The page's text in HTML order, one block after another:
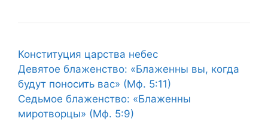
Конституция царства небес
Девятое блаженство: «Блаженны вы, когда
будут поносить вас» (Мф. 5:11)
Седьмое блаженство: «Блаженны
миротворцы» (Мф. 5:9)